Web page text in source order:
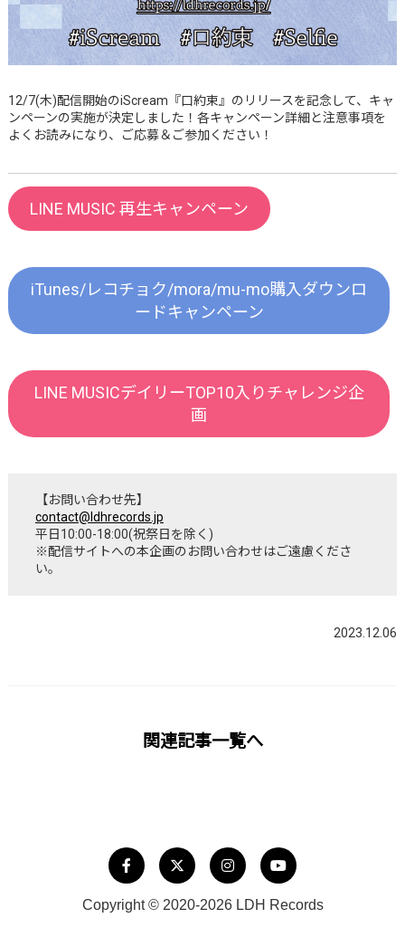
12/7(木)配信開始のiScream『口約束』のリリースを記念して、キャ
ンペーンの実施が決定しました！各キャンペーン詳細と注意事項を
よくお読みになり、ご応募＆ご参加ください！
LINE MUSIC 再生キャンペーン
iTunes/レコチョク/mora/mu-mo購入ダウンロ
ードキャンペーン
LINE MUSICデイリーTOP10入りチャレンジ企
画
【お問い合わせ先】
contact@ldhrecords.jp
平日10:00-18:00(祝祭日を除く)
※配信サイトへの本企画のお問い合わせはご遠慮くださ
い。
2023.12.06
関連記事一覧へ
Copyright © 2020-2026 LDH Records